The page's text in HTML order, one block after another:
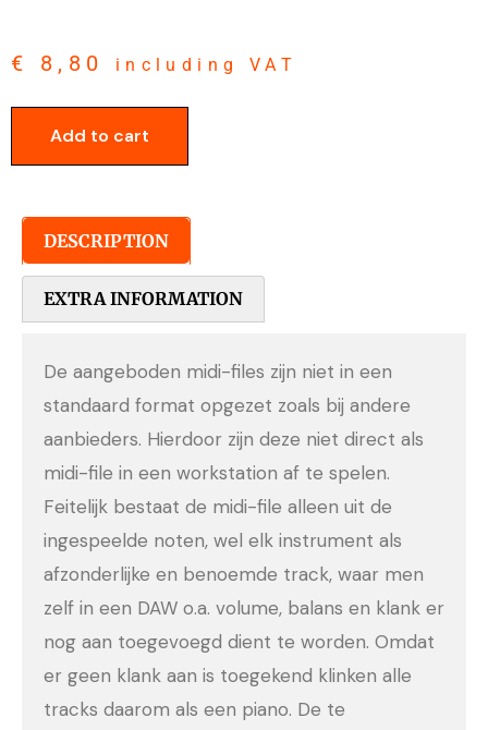
€ 8,80 including VAT
Add to cart
DESCRIPTION
EXTRA INFORMATION
De aangeboden midi-files zijn niet in een
standaard format opgezet zoals bij andere
aanbieders. Hierdoor zijn deze niet direct als
midi-file in een workstation af te spelen.
Feitelijk bestaat de midi-file alleen uit de
ingespeelde noten, wel elk instrument als
afzonderlijke en benoemde track, waar men
zelf in een DAW o.a. volume, balans en klank er
nog aan toegevoegd dient te worden. Omdat
er geen klank aan is toegekend klinken alle
tracks daarom als een piano. De te